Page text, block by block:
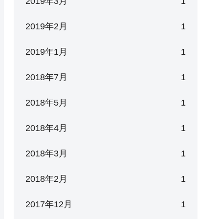
2019年2月 1
2019年1月 1
2018年7月 1
2018年5月 1
2018年4月 1
2018年3月 1
2018年2月 1
2017年12月 1